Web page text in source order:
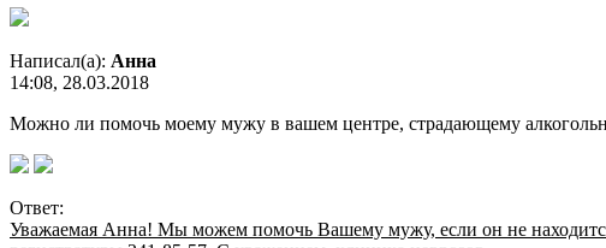
Написал(а): Анна
14:08, 28.03.2018
Можно ли помочь моему мужу в вашем центре, страдающему
Ответ:
Уважаемая Анна! Мы можем помочь Вашему мужу, если он не